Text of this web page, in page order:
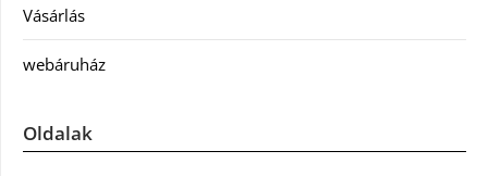
Vásárlás
webáruház
Oldalak